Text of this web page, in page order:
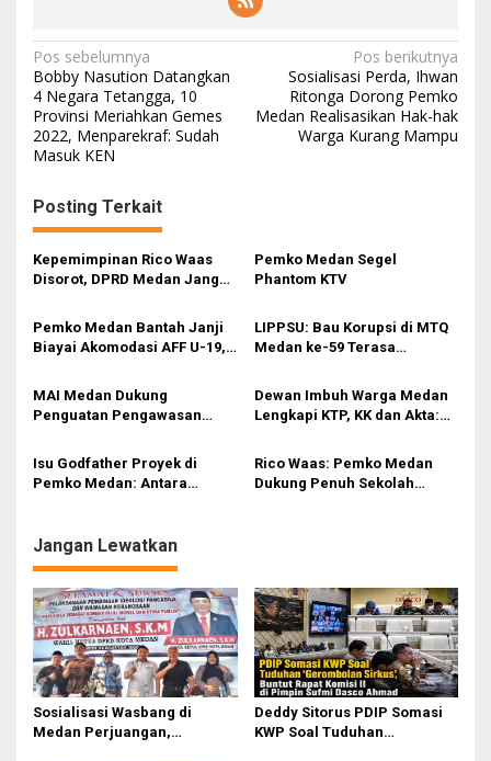
N
a
v
i
a
s
i
o
Pos sebelumnya
Bobby Nasution Datangkan
4 Negara Tetangga, 10
Provinsi Meriahkan Gemes
2022, Menparekraf: Sudah
Masuk KEN
Pos berikutnya
Sosialisasi Perda, Ihwan
Ritonga Dorong Pemko
Medan Realisasikan Hak-hak
Warga Kurang Mampu
Posting Terkait
Kepemimpinan Rico Waas
Disorot, DPRD Medan Jangan
Pemko Medan Segel
Phantom KTV
Pemko Medan Bantah Janji
Biayai Akomodasi AFF U-19,
Jawab PSSI
LIPPSU: Bau Korupsi di MTQ
Medan ke-59 Terasa
MAI Medan Dukung
Penguatan Pengawasan
Dewan Imbuh Warga Medan
Lengkapi KTP, KK dan Akta:
Semua Urusan
Isu Godfather Proyek di
Pemko Medan: Antara
Rico Waas: Pemko Medan
Dukung Penuh Sekolah
Jangan Lewatkan
Sosialisasi Wasbang di
Medan Perjuangan,
Deddy Sitorus PDIP Somasi
KWP Soal Tuduhan